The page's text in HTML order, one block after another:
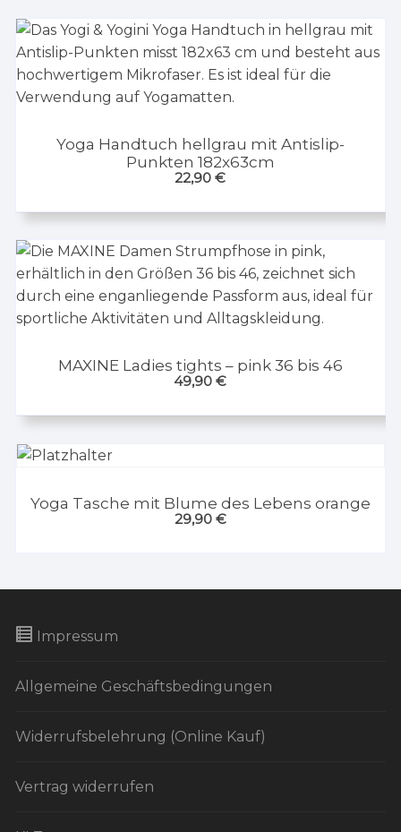
Yoga Handtuch hellgrau mit Antislip-
Punkten 182x63cm
22,90€
MAXINE Ladies tights – pink 36 bis 46
49,90€
Yoga Tasche mit Blume des Lebens orange
29,90 €
Impressum
Allgemeine Geschäftsbedingungen
Widerrufsbelehrung (Online Kauf)
Vertrag widerrufen